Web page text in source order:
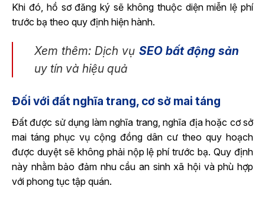
Khi đó, hồ sơ đăng ký sẽ không thuộc diện miễn lệ phí
trước bạ theo quy định hiện hành.
Xem thêm: Dịch vụ SEO bất động sản
uy tín và hiệu quả
Đối với đất nghĩa trang, cơ sở mai táng
Đất được sử dụng làm nghĩa trang, nghĩa địa hoặc cơ sở
mai táng phục vụ cộng đồng dân cư theo quy hoạch
được duyệt sẽ không phải nộp lệ phí trước bạ. Quy định
này nhằm bảo đảm nhu cầu an sinh xã hội và phù hợp
với phong tục tập quán.